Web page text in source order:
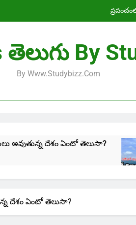
శ్రీ విజయ పురం నగరం, జనాభా, పాత
Indus
శ్రీ విజయ పురం నగరం, జనాభా, పాత
తెలుగు By
By Www.studybizz.com
ఏంటో తెలుసా? శ్రీ
2 Years
దేశం ఏంటో తెలుసా?